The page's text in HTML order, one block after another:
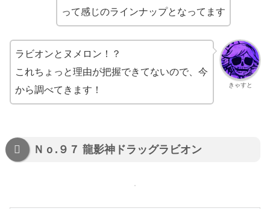
って感じのラインナップとなってます
きゃすと
ラビオンとヌメロン！？
これちょっと理由が把握できてないので、今
から調べてきます！
Ｎｏ.９７ 龍影神ドラッグラビオン